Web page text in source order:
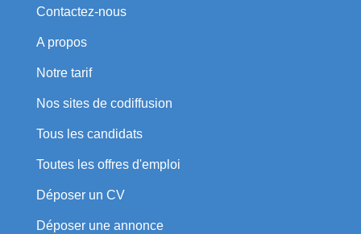
Contactez-nous
A propos
Notre tarif
Nos sites de codiffusion
Tous les candidats
Toutes les offres d'emploi
Déposer un CV
Déposer une annonce